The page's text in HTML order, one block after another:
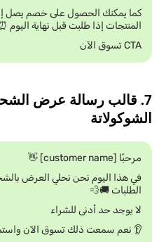
المنتجات إذا طلبت قبل نهاية اليوم
CTA تسوق الآن
7. قالب رسالة عرض
الشوكولاتة
مرحبًا [customer name] 👋
في هذا اليوم نحن نحلي العرض
الطلبات 🚚💨
لا يوجد حد أدنى للشراء
👂 نعم سمعت ذلك تسوق الآن